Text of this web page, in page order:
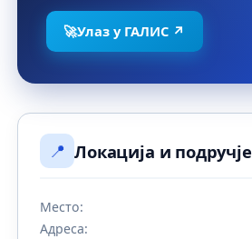
🚀Улаз у ГАЛИС ↗
📍 Локација и подручје
Место:
Адреса: